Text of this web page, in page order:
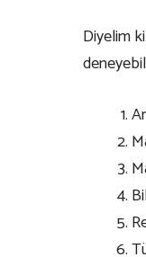
Diyelim